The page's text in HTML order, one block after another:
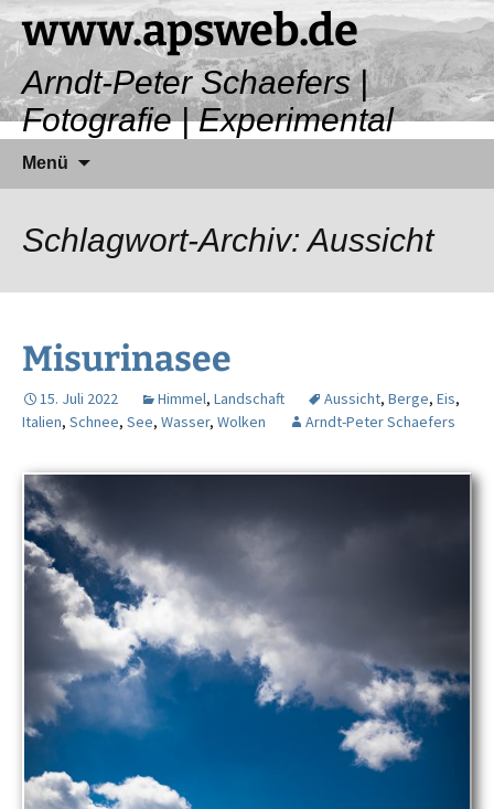
Zum
Inhalt
springen
www.apsweb.de
Arndt-Peter Schaefers |
Fotografie | Experimental
Menü
Schlagwort-Archiv: Aussicht
Misurinasee
15. Juli 2022 Himmel, Landschaft Aussicht, Berge, Eis,
Italien, Schnee, See, Wasser, Wolken Arndt-Peter Schaefers